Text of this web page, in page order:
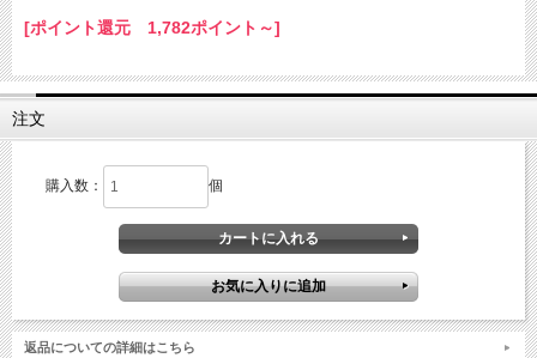
[ポイント還元 1,782ポイント～]
注文
購入数： 個
返品についての詳細はこちら